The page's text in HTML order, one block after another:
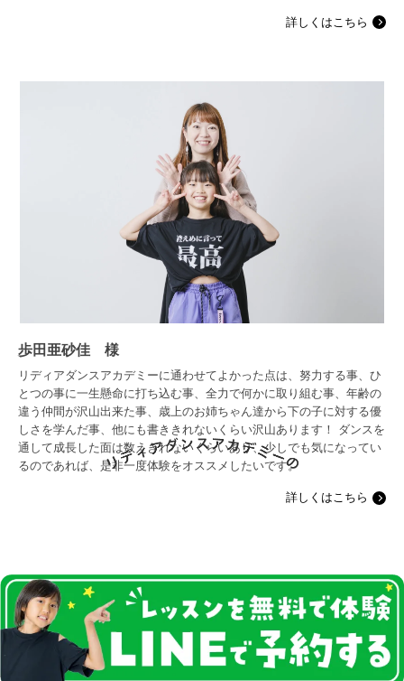
詳しくはこちら
歩田亜砂佳 様
リディアダンスアカデミーに通わせてよかった点は、努力する事、ひ
とつの事に一生懸命に打ち込む事、全力で何かに取り組む事、年齢の
違う仲間が沢山出来た事、歳上のお姉ちゃん達から下の子に対する優
しさを学んだ事、他にも書ききれないくらい沢山あります！ ダンスを
通して成長した面は数えきれないくらいあり、少しでも気になってい
るのであれば、是非一度体験をオススメしたいです。
詳しくはこちら